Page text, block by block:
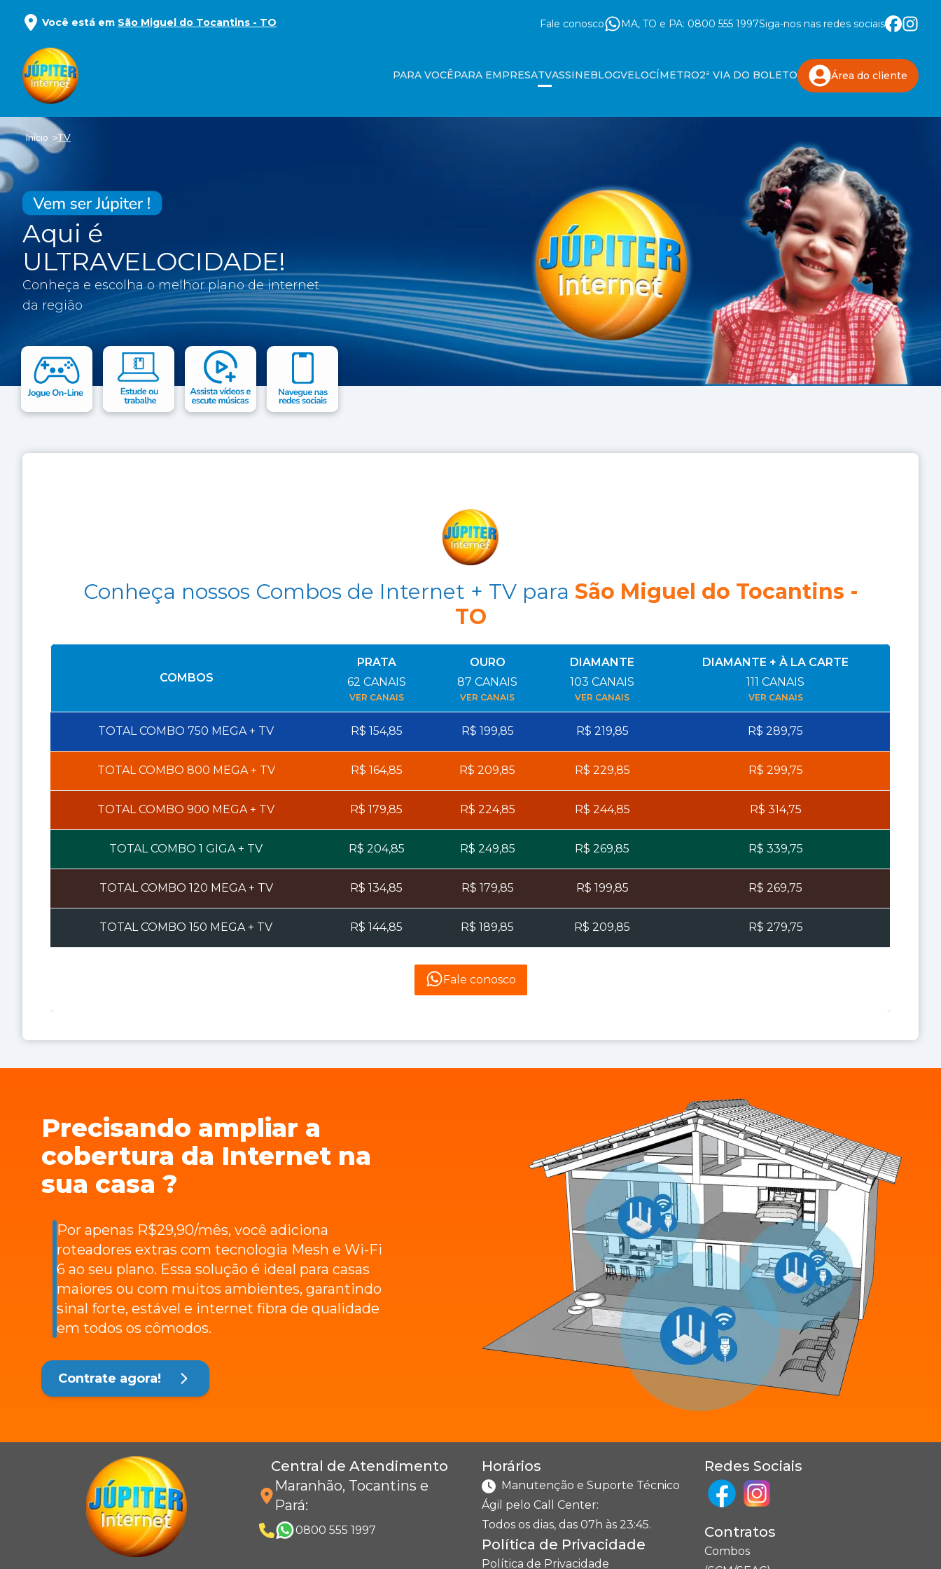
Você está em São Miguel do Tocantins - TO Fale conosco MA, TO e PA: 0800 555 1997Siga-nos nas redes sociais
PARA VOCÊPARA EMPRESATVASSINEBLOGVELOCÍMETRO2ª VIA DO BOLETO Área do cliente
Início TV
Aqui é
ULTRAVELOCIDADE!
Conheça e escolha o melhor plano de internet
da região
Conheça nossos Combos de Internet + TV para São Miguel do Tocantins -
TO
COMBOS
PRATA
62 CANAIS
VER CANAIS
OURO
87 CANAIS
VER CANAIS
DIAMANTE
103 CANAIS
VER CANAIS
DIAMANTE + À LA CARTE
111 CANAIS
VER CANAIS
TOTAL COMBO 750 MEGA+ TV R$ 154,85 R$ 199,85 R$ 219,85 R$ 289,75
TOTAL COMBO 800 MEGA+ TV R$ 164,85 R$ 209,85 R$ 229,85 R$ 299,75
TOTAL COMBO 900 MEGA+ TV R$ 179,85 R$ 224,85 R$ 244,85 R$ 314,75
TOTAL COMBO 1 GIGA+ TV R$ 204,85 R$ 249,85 R$ 269,85 R$ 339,75
TOTAL COMBO 120 MEGA+ TV R$ 134,85 R$ 179,85 R$ 199,85 R$ 269,75
TOTAL COMBO 150 MEGA+ TV R$ 144,85 R$ 189,85 R$ 209,85 R$ 279,75
Fale conosco
Precisando ampliar a
cobertura da Internet na
sua casa ?
Por apenas R$29,90/mês, você adiciona
roteadores extras com tecnologia Mesh e Wi-Fi
6 ao seu plano. Essa solução é ideal para casas
maiores ou com muitos ambientes, garantindo
sinal forte, estável e internet fibra de qualidade
em todos os cômodos.
Contrate agora!
Central de Atendimento
Maranhão, Tocantins e
Pará:
0800 555 1997
Horários
Manutenção e Suporte Técnico
Ágil pelo Call Center:
Todos os dias, das 07h às 23:45.
Política de Privacidade
Política de Privacidade
Redes Sociais
Contratos
Combos